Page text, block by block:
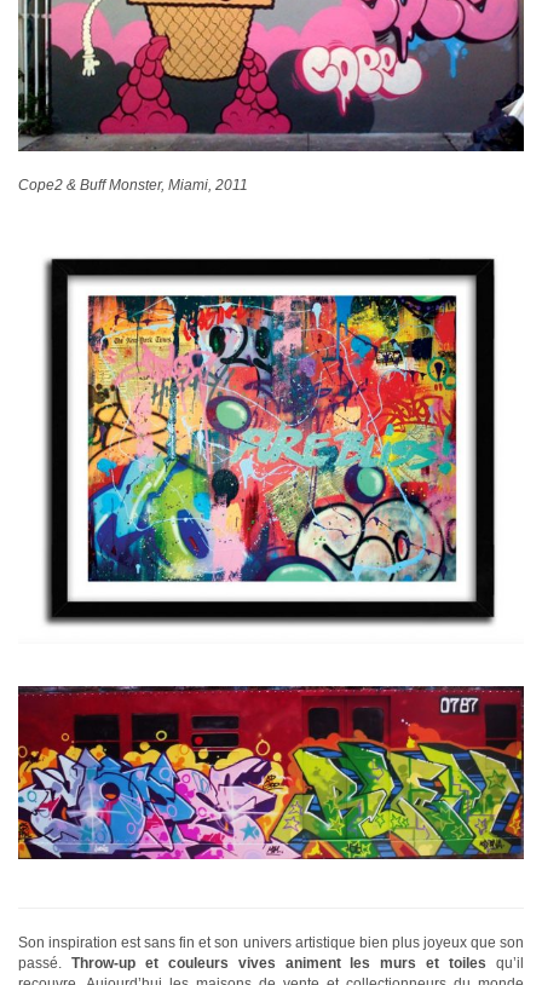
Cope2 & Buff Monster, Miami, 2011
Son inspiration est sans fin et son univers artistique bien plus joyeux que son
passé. Throw-up et couleurs vives animent les murs et toiles qu’il